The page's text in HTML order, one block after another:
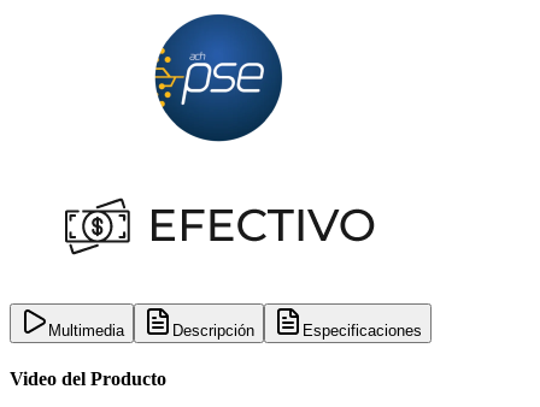
Multimedia Descripción Especificaciones
Video del Producto